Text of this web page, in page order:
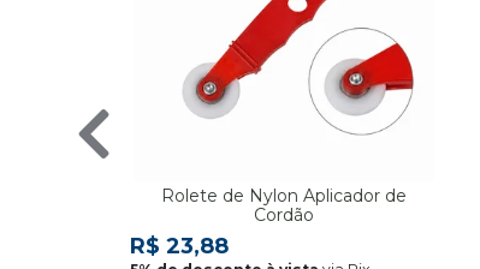
Rolete de Nylon Aplicador de
Cordão
R$ 23,88